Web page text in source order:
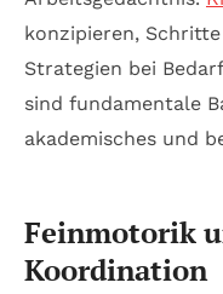
konzipieren,
Strategien bei
sind fundamentale
akademisches und
Feinmotorik
Koordination